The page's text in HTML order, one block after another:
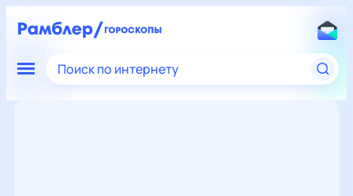
Поиск по интернету